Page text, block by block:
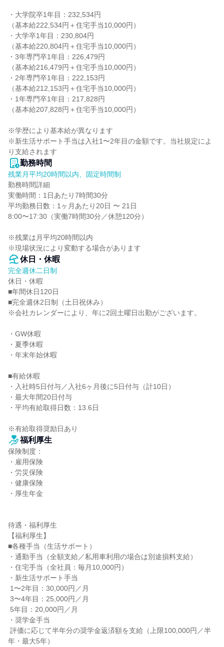
・大学院卒1年目：232,534円
（基本給222,534円＋住宅手当10,000円）
・大学卒1年目：230,804円
（基本給220,804円＋住宅手当10,000円）
・3年専門卒1年目：226,479円
（基本給216,479円＋住宅手当10,000円）
・2年専門卒1年目：222,153円
（基本給212,153円＋住宅手当10,000円）
・1年専門卒1年目：217,828円
（基本給207,828円＋住宅手当10,000円）
※学歴により基本給が異なります
※新生活サポート手当は入社1〜2年目の金額です。当社規定によ
り支給されます
勤務時間
残業月平均20時間以内、固定時間制
勤務時間詳細
実働時間：1日あたり7時間30分
平均勤務日数：1ヶ月あたり20日 〜 21日
8:00〜17:30（実働7時間30分／休憩120分）
※残業は月平均20時間以内
※現場状況により変動する場合があります
休日・休暇
完全週休二日制
休日・休暇
■年間休日120日
■完全週休2日制（土日祝休み）
※会社カレンダーにより、年に2回土曜日出勤がございます。
・GW休暇
・夏季休暇
・年末年始休暇
■有給休暇
・入社時5日付与／入社6ヶ月後に5日付与（計10日）
・最大年間20日付与
・平均有給取得日数：13.6日
※有給取得奨励日あり
福利厚生
保険制度：
・雇用保険
・労災保険
・健康保険
・厚生年金
待遇・福利厚生
【福利厚生】
■各種手当（生活サポート）
・通勤手当（全額支給／私用車利用の場合は別途損料支給）
・住宅手当（全社員：毎月10,000円）
・新生活サポート手当
・奨学金手当
年・最大5年）